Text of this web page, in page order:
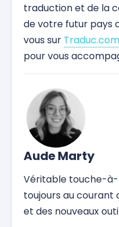
traduction et de la
de votre futur pays
vous sur Traduc.com
pour vous
Aude Marty
Véritable touche-à-
toujours au courant
et des nouveaux